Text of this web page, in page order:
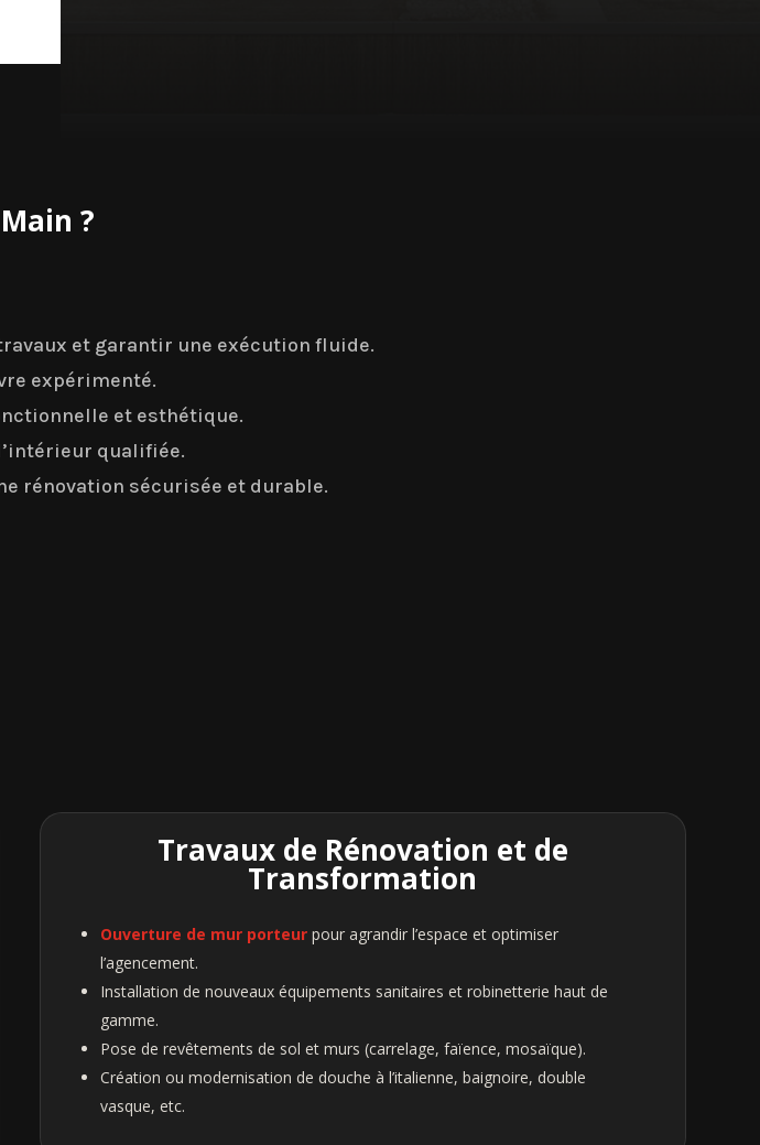
?
et garantir une exécution fluide.
expérimenté.
et esthétique.
qualifiée.
rénovation sécurisée et durable.
Travaux de Rénovation et de
Transformation
Ouverture de mur porteur pour agrandir l’espace et optimiser
l’agencement.
Installation de nouveaux équipements sanitaires et robinetterie haut de
gamme.
Pose de revêtements de sol et murs (carrelage, faïence, mosaïque).
Création ou modernisation de douche à l’italienne, baignoire, double
vasque, etc.